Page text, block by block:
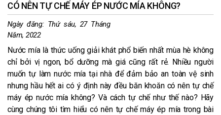
CÓ NÊN TỰ CHẾ MÁY ÉP NƯỚC MÍA KHÔNG?
Ngày đăng: Thứ sáu, 27 Tháng
Năm, 2022
Nước mía là thức uống giải khát phổ biến nhất mùa hè không
chỉ bởi vị ngon, bổ dưỡng mà giá cũng rất rẻ. Nhiều người
muốn tự làm nước mía tại nhà để đảm bảo an toàn vệ sinh
nhưng hầu hết ai có ý định này đều băn khoăn có nên tự chế
máy ép nước mía không? Và cách tự chế như thế nào? Hãy
cùng chúng tôi tìm hiểu có nên tự chế máy ép mía trong bài